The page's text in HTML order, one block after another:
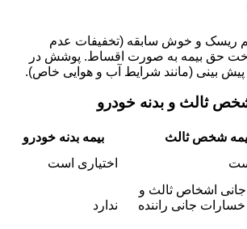
ریسک و خوش سابقه (تخفیفات عدم
حق بیمه به صورت اقساط. پوشش در
پیش بینی (مانند شرایط آب و هوایی خاص).
ثالث و بدنه خودرو
شخص ثالث
بیمه بدنه خودرو
اختیاری است
اشخاص ثالث و
جانی راننده
ندارد